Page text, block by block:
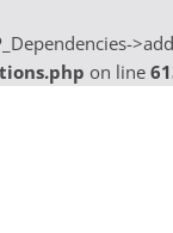
on line